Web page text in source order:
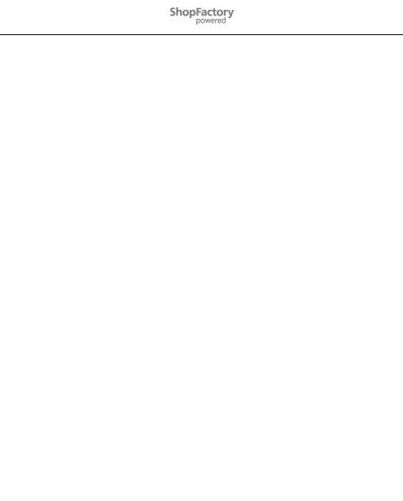
To create online store
ShopFactory eCommerce